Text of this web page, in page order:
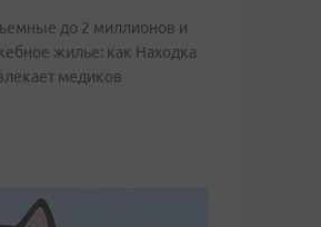
до 2 миллионов и
жилье: как Находка
медиков